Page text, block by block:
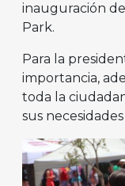
inauguración
Park.
Para la
importancia,
toda la
sus